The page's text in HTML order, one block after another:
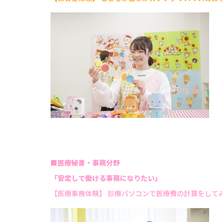
■医療秘書・事務分野
「安定して働ける事務になりたい」
【医療事務体験】 診療パソコンで医療費の計算をして